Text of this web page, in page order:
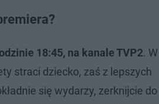
18:45, na kanale TVP2. W
straci dziecko, zaś z lepszych
się wydarzy, zerknijcie do